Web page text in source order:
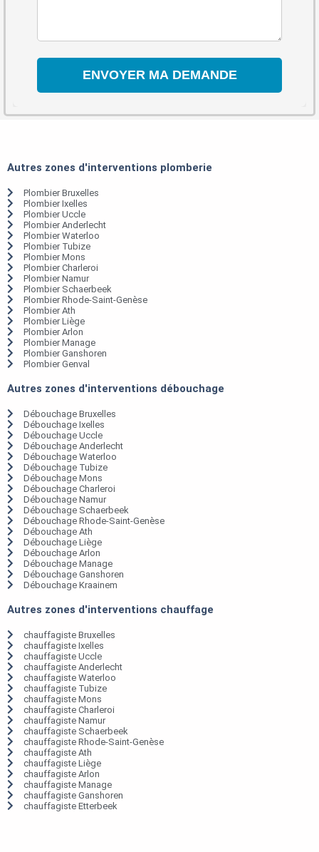
Autres zones d'interventions plomberie
Plombier Bruxelles
Plombier Ixelles
Plombier Uccle
Plombier Anderlecht
Plombier Waterloo
Plombier Tubize
Plombier Mons
Plombier Charleroi
Plombier Namur
Plombier Schaerbeek
Plombier Rhode-Saint-Genèse
Plombier Ath
Plombier Liège
Plombier Arlon
Plombier Manage
Plombier Ganshoren
Plombier Genval
Autres zones d'interventions débouchage
Débouchage Bruxelles
Débouchage Ixelles
Débouchage Uccle
Débouchage Anderlecht
Débouchage Waterloo
Débouchage Tubize
Débouchage Mons
Débouchage Charleroi
Débouchage Namur
Débouchage Schaerbeek
Débouchage Rhode-Saint-Genèse
Débouchage Ath
Débouchage Liège
Débouchage Arlon
Débouchage Manage
Débouchage Ganshoren
Débouchage Kraainem
Autres zones d'interventions chauffage
chauffagiste Bruxelles
chauffagiste Ixelles
chauffagiste Uccle
chauffagiste Anderlecht
chauffagiste Waterloo
chauffagiste Tubize
chauffagiste Mons
chauffagiste Charleroi
chauffagiste Namur
chauffagiste Schaerbeek
chauffagiste Rhode-Saint-Genèse
chauffagiste Ath
chauffagiste Liège
chauffagiste Arlon
chauffagiste Manage
chauffagiste Ganshoren
chauffagiste Etterbeek